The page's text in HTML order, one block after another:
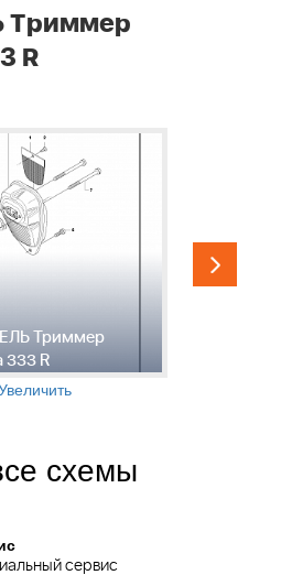
Триммер
R
Триммер
333 R
схемы
сервис